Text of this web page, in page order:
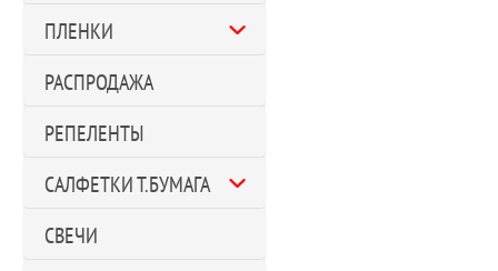
ПЛЕНКИ
РАСПРОДАЖА
РЕПЕЛЕНТЫ
САЛФЕТКИ Т.БУМАГА
СВЕЧИ